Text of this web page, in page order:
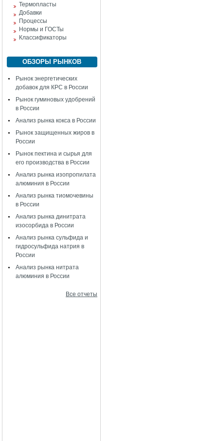
Термопласты
Добавки
Процессы
Нормы и ГОСТы
Классификаторы
ОБЗОРЫ РЫНКОВ
Рынок энергетических
добавок для КРС в России
Рынок гуминовых удобрений
в России
Анализ рынка кокса в России
Рынок защищенных жиров в
России
Рынок пектина и сырья для
его производства в России
Анализ рынка изопропилата
алюминия в России
Анализ рынка тиомочевины
в России
Анализ рынка динитрата
изосорбида в России
Анализ рынка сульфида и
гидросульфида натрия в
России
Анализ рынка нитрата
алюминия в России
Все отчеты